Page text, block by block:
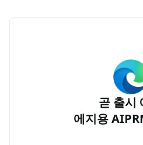
곧 출시
에지용